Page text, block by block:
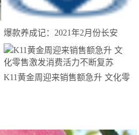
爆款养成记：2021年2月份长安
CS75夺得中国SUV销量冠军
K11黄金周迎来销售额急升 文化零